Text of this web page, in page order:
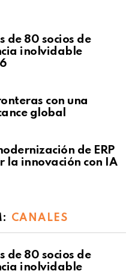
de 80 socios de
inolvidable
con una
global
Work
this post
de ERP
la innovación con IA
CANALES
de 80 socios de
inolvidable